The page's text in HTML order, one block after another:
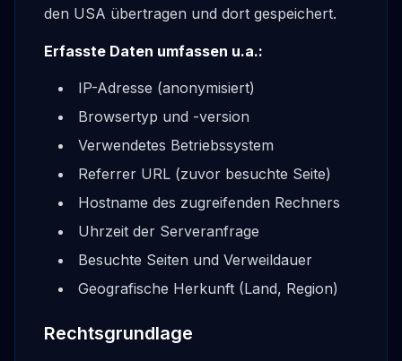
den USA übertragen und dort gespeichert.
Erfasste Daten umfassen u.a.:
IP-Adresse (anonymisiert)
Browsertyp und -version
Verwendetes Betriebssystem
Referrer URL (zuvor besuchte Seite)
Hostname des zugreifenden Rechners
Uhrzeit der Serveranfrage
Besuchte Seiten und Verweildauer
Geografische Herkunft (Land, Region)
Rechtsgrundlage